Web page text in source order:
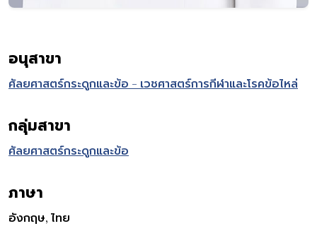
อนุสาขา
ศัลยศาสตร์กระดูกและข้อ - เวชศาสตร์การกีฬาและโรคข้อไหล่
กลุ่มสาขา
ศัลยศาสตร์กระดูกและข้อ
ภาษา
อังกฤษ, ไทย